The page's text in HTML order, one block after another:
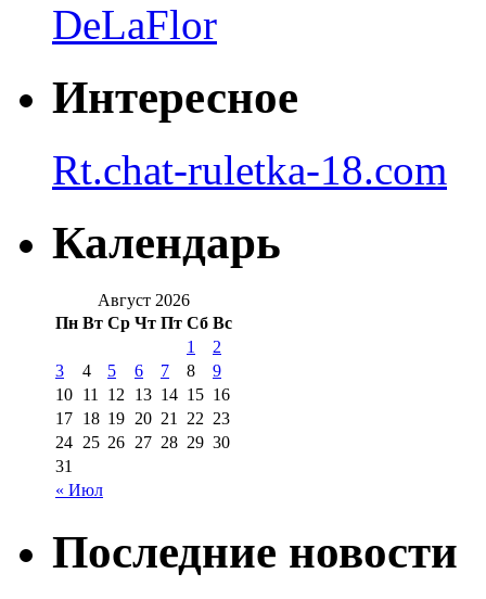
DeLaFlor
Интересное
Rt.chat-ruletka-18.com
Календарь
Август 2026
Пн Вт Ср Чт Пт Сб Вс
« Июл
1
2
3
4 5 6 7 8
9
10 11 12 13 14 15 16
17 18 19 20 21 22 23
24 25 26 27 28 29 30
31
Последние новости